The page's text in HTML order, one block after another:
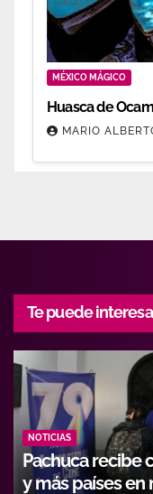
MÉXICO MÁGICO
Huasca de
MARIO
Te puede
cine de México,
en muestra